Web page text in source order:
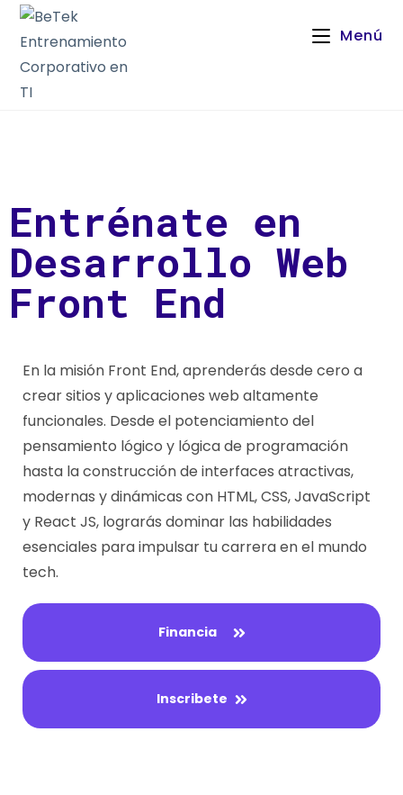
Menú
Entrénate en
Desarrollo Web
Front End
En la misión Front End, aprenderás desde cero a
crear sitios y aplicaciones web altamente
funcionales. Desde el potenciamiento del
pensamiento lógico y lógica de programación
hasta la construcción de interfaces atractivas,
modernas y dinámicas con HTML, CSS, JavaScript
y React JS, lograrás dominar las habilidades
esenciales para impulsar tu carrera en el mundo
tech.
Financia
Inscribete